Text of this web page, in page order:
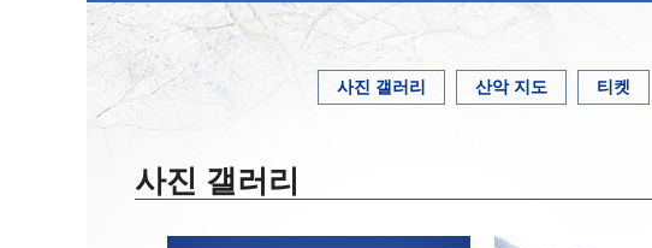
사진 갤러리 산악 지도 티켓
사진 갤러리